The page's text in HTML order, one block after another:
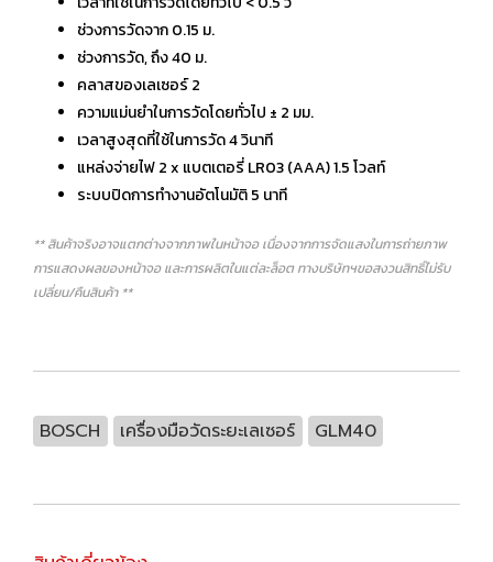
ช่วงการวัดจาก 0.15 ม.
ช่วงการวัด, ถึง 40 ม.
คลาสของเลเซอร์ 2
ความแม่นยำในการวัดโดยทั่วไป ± 2 มม.
เวลาสูงสุดที่ใช้ในการวัด 4 วินาที
แหล่งจ่ายไฟ 2 x แบตเตอรี่ LR03 (AAA) 1.5 โวลท์
ระบบปิดการทำงานอัตโนมัติ 5 นาที
** สินค้าจริงอาจแตกต่างจากภาพในหน้าจอ เนื่องจากการจัดแสงในการถ่ายภาพ
การแสดงผลของหน้าจอ และการผลิตในแต่ละล็อต ทางบริษัทฯขอสงวนสิทธิ์ไม่รับ
เปลี่ยน/คืนสินค้า **
BOSCH เครื่องมือวัดระยะเลเซอร์ GLM40